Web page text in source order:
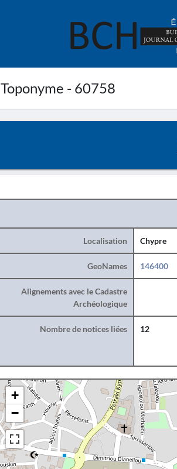
Toponyme - 60758
Localisation Chypre
GeoNames 146400
Alignements avec le Cadastre
Archéologique
Nombre de notices liées 12
+
−